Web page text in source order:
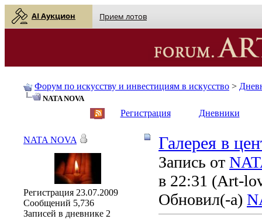
AI Аукцион Прием лотов
Форум по искусству и инвестициям в искусство >
NATA NOVA
Регистрация Дневники
Галерея в
Запись от
в 22:31 (Art-
Обновил(-а)
NATA NOVA
Регистрация 23.07.2009
Сообщений 5,736
Записей в дневнике 2